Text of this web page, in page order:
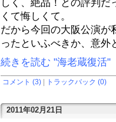
しく、絶品！との評判
くて悔しくて。
だから今回の大阪公演が
ったといふべきか、意外
続きを読む "海老蔵復活"
コメント (3) トラックバック (0)
2011年02月21日